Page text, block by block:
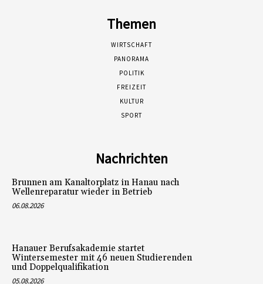
Themen
WIRTSCHAFT
PANORAMA
POLITIK
FREIZEIT
KULTUR
SPORT
Nachrichten
Brunnen am Kanaltorplatz in Hanau nach
Wellenreparatur wieder in Betrieb
06.08.2026
Hanauer Berufsakademie startet
Wintersemester mit 46 neuen Studierenden
und Doppelqualifikation
05.08.2026